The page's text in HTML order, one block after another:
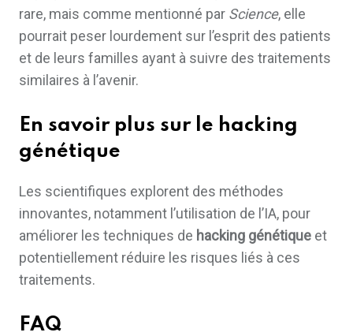
rare, mais comme mentionné par Science, elle
pourrait peser lourdement sur l’esprit des patients
et de leurs familles ayant à suivre des traitements
similaires à l’avenir.
En savoir plus sur le hacking
génétique
Les scientifiques explorent des méthodes
innovantes, notamment l’utilisation de l’IA, pour
améliorer les techniques de hacking génétique et
potentiellement réduire les risques liés à ces
traitements.
FAQ